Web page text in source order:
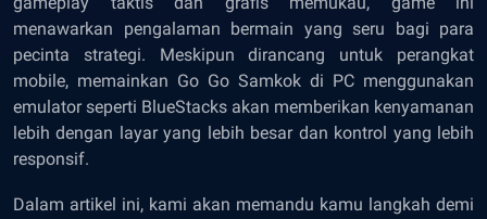
menawarkan pengalaman bermain yang seru bagi para
pecinta strategi. Meskipun dirancang untuk perangkat
mobile, memainkan Go Go Samkok di PC menggunakan
emulator seperti BlueStacks akan memberikan kenyamanan
lebih dengan layar yang lebih besar dan kontrol yang lebih
responsif.
Dalam artikel ini, kami akan memandu kamu langkah demi